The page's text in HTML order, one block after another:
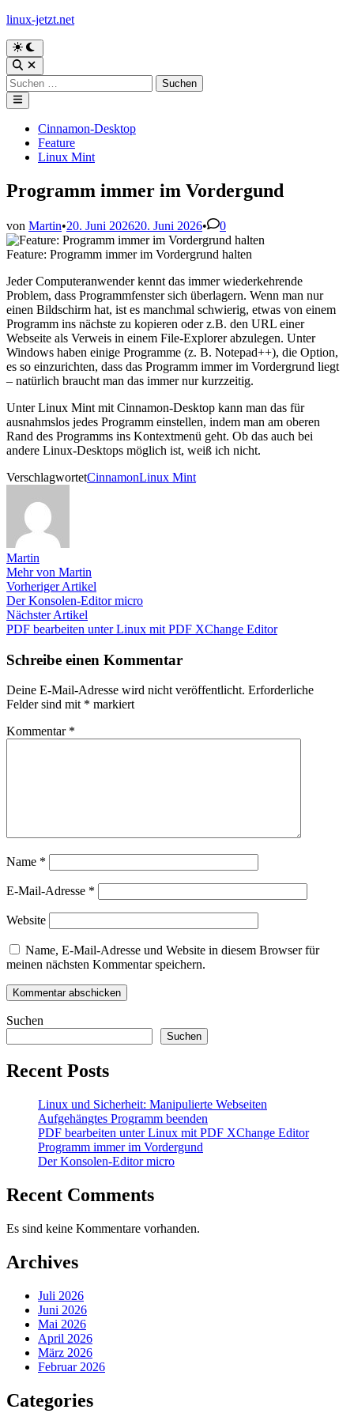
Zum
springen
linux-jetzt.net
Zu
dunklem
Modus
wechseln
Suche
öffnen
Suchen
nach:
Hauptmenü
Veröffentlicht
Cinnamon-Desktop
Feature
Linux Mint
Programm immer im Vordergund
von Martin•20. Juni 202620. Juni 2026• 0
Feature: Programm immer im Vordergrund halten
Jeder Computeranwender kennt das immer wiederkehrende
Problem, dass Programmfenster sich überlagern. Wenn man nur
einen Bildschirm hat, ist es manchmal schwierig, etwas von einem
Programm ins nächste zu kopieren oder z.B. den URL einer
Webseite als Verweis in einem File-Explorer abzulegen. Unter
Windows haben einige Programme (z. B. Notepad++), die Option,
es so einzurichten, dass das Programm immer im Vordergrund liegt
– natürlich braucht man das immer nur kurzzeitig.
Unter Linux Mint mit Cinnamon-Desktop kann man das für
ausnahmslos jedes Programm einstellen, indem man am oberen
Rand des Programms ins Kontextmenü geht. Ob das auch bei
andere Linux-Desktops möglich ist, weiß ich nicht.
VerschlagwortetCinnamonLinux Mint
Martin
Mehr von Martin
Beitragsnavigation
Vorheriger Artikel
Artikel:
Der Konsolen-Editor micro
Nächster Artikel
Artikel:
PDF bearbeiten unter Linux mit PDF XChange Editor
Schreibe einen Kommentar
Deine E-Mail-Adresse wird nicht veröffentlicht. Erforderliche
Felder sind mit * markiert
Kommentar *
Name *
E-Mail-Adresse *
Website
Name, E-Mail-Adresse und Website in diesem Browser für
meinen nächsten Kommentar speichern.
Suchen
Suchen
Recent Posts
Linux und Sicherheit: Manipulierte Webseiten
Aufgehängtes Programm beenden
PDF bearbeiten unter Linux mit PDF XChange Editor
Programm immer im Vordergund
Der Konsolen-Editor micro
Recent Comments
Es sind keine Kommentare vorhanden.
Archives
Juli 2026
Juni 2026
Mai 2026
April 2026
März 2026
Februar 2026
Categories